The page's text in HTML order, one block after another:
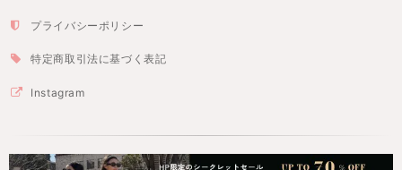
プライバシーポリシー
特定商取引法に基づく表記
Instagram